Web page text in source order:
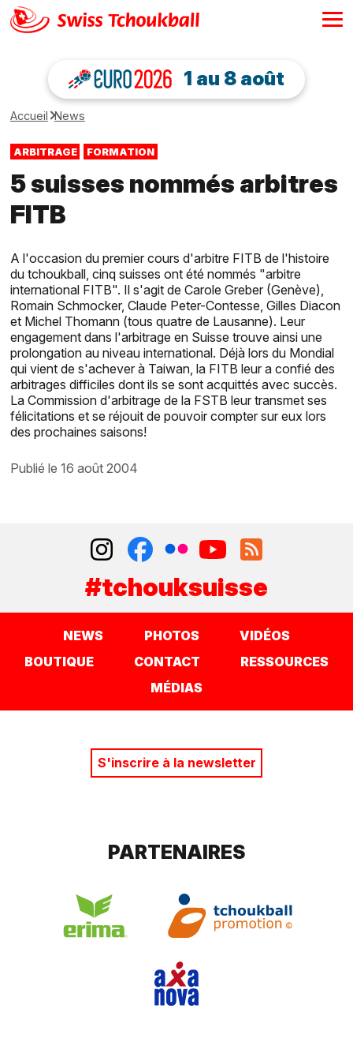
1 au 8 août
Accueil News
ARBITRAGE FORMATION
5 suisses nommés arbitres
FITB
A l'occasion du premier cours d'arbitre FITB de l'histoire
du tchoukball, cinq suisses ont été nommés "arbitre
international FITB". Il s'agit de Carole Greber (Genève),
Romain Schmocker, Claude Peter-Contesse, Gilles Diacon
et Michel Thomann (tous quatre de Lausanne). Leur
engagement dans l'arbitrage en Suisse trouve ainsi une
prolongation au niveau international. Déjà lors du Mondial
qui vient de s'achever à Taiwan, la FITB leur a confié des
arbitrages difficiles dont ils se sont acquittés avec succès.
La Commission d'arbitrage de la FSTB leur transmet ses
félicitations et se réjouit de pouvoir compter sur eux lors
des prochaines saisons!
publié le 16 août 2004
#tchouksuisse
NEWS PHOTOS
VIDÉOS
BOUTIQUE
CONTACT
RESSOURCES
MÉDIAS
S'inscrire à la newsletter
PARTENAIRES